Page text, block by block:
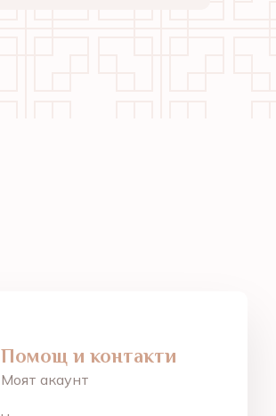
Помощ и контакти
Моят акаунт